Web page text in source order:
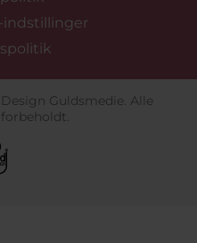
Guldsmedie. Alle